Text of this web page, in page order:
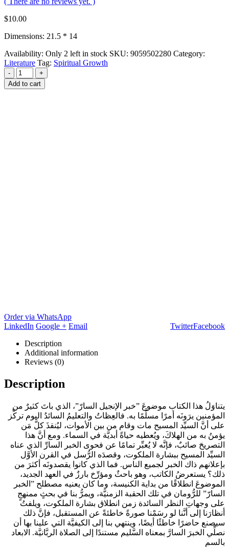
$10.00
Dimensions: 21.5 * 14
Availability: Only 2 left in stock SKU: 9059502280 Category:
Literature Tag: Spiritual Growth
-
+
Add to cart
Order via WhatsApp
Facebook
Twitter
LinkedIn Google + Email
Description
Additional information
Reviews (0)
Description
يتناوَلُ هذا الكتاب موضوعَ ”خبر الإنجيل السارّ”، الذي باتَ كثيرٌ من
المؤمنين يرَونَه أمرًا مسلَّمًا به. فالعِظاتُ والتعليمُ السائدُ اليوم تركِّز
على أنَّ السيِّد المسيح مات وقام من بين الأموات، ليُنقذَ كلَّ مَن
يؤمنُ به من الهلاكَ، ويُعطيه حياةً أبديَّة في السماء. ومع أنَّ هذا
التصريحَ صائبٌ، فإنَّه لا يُعبِّر تمامًا عن فحوى الخبر السارِّ الذي عناه
السيِّد المسيح ببشارة الملكوت، وقصدَه الرُّسل في القرن الأوَّل
بإعلانهم ذاك الخبر لجميع الناس. فما الذي كانوا يقصدونَه أكثرَ من
ذلك؟ يستعرضُ الكاتب، وهو باحثٌ ومؤرِّخ بارزٌ في العهد الجديد،
الموضوعَ انطلاقًا من بداية الكنيسة، وما كان يعنيه مصطلح ”الخبر
السارّ” للرُّومان في تلك الحقبة الزمنيَّة، ويمرُّ بنا في بحثٍ ممنهجٍ
على وجهاتِ النظر السائدة زمن انطلاق بشارة الملكوت، ويلفتُ
أنظارَنا إلى أنَّنا لو رسَمْنا صورةً خاطئةً عن المستقبل، فإنَّ ذلك
سيصنع حاضرًا خاطئًا أيضًا، وينتهي بنا إلى الكيفيَّة التي علينا بها أن
نصلِّي الخبرَ السارَّ بمعناه السَّليم مستندًا إلى الصلاة الربَّانيَّة. الابعاد
بالسم